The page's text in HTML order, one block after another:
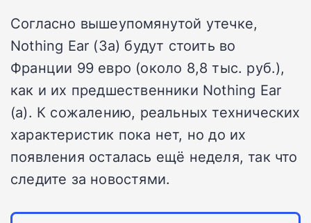
Согласно вышеупомянутой утечке,
Nothing Ear (3a) будут стоить во
Франции 99 евро (около 8,8 тыс. руб.),
как и их предшественники Nothing Ear
(a). К сожалению, реальных технических
характеристик пока нет, но до их
появления осталась ещё неделя, так что
следите за новостями.